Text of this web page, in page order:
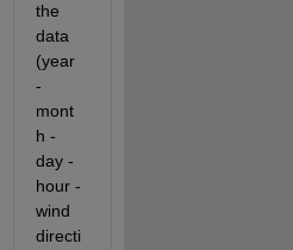
the
data
(year
-
mont
h -
day -
hour -
wind
directi